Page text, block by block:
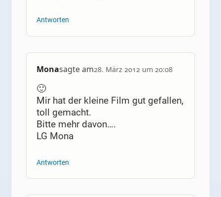
Antworten
Monasagte am28. März 2012 um 20:08
🙂
Mir hat der kleine Film gut gefallen,
toll gemacht.
Bitte mehr davon….
LG Mona
Antworten